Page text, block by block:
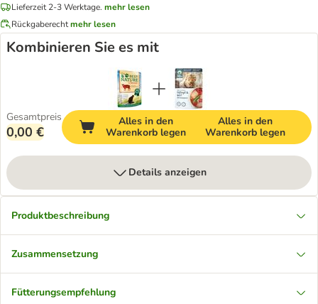
Lieferzeit 2-3 Werktage. mehr lesen
Rückgaberechtmehr lesen
Kombinieren Sie es mit
Gesamtpreis
0,00 €
Alles in den
Warenkorb legen
Alles in den
Warenkorb legen
Details anzeigen
Produktbeschreibung
Zusammensetzung
Fütterungsempfehlung